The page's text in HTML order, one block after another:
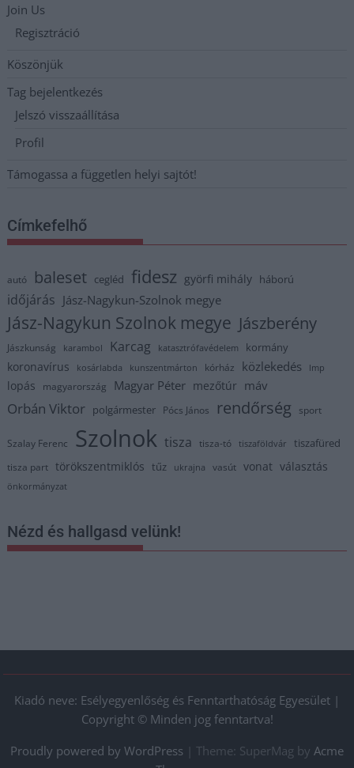
Join Us
Regisztráció
Köszönjük
Tag bejelentkezés
Jelszó visszaállítása
Profil
Támogassa a független helyi sajtót!
Címkefelhő
autó baleset cegléd fidesz györfi mihály háború
időjárás Jász-Nagykun-Szolnok megye
Jász-Nagykun Szolnok megye Jászberény
Jászkunság karambol Karcag katasztrófavédelem kormány
koronavírus kosárlabda kunszentmárton kórház közlekedés lmp
lopás magyarország Magyar Péter mezőtúr máv
Orbán Viktor polgármester Pócs János rendőrség sport
Szalay Ferenc Szolnok tisza tisza-tó tiszaföldvár tiszafüred
tisza part törökszentmiklós tűz ukrajna vasút vonat választás
önkormányzat
Nézd és hallgasd velünk!
Kiadó neve: Esélyegyenlőség és Fenntarthatóság Egyesület |
Copyright © Minden jog fenntartva!
Proudly powered by WordPress
Theme: SuperMag by Acme